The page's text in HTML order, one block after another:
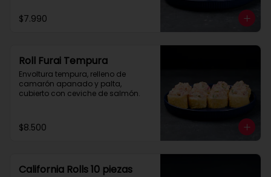
$7.990
Roll Furai Tempura
Envoltura tempura, relleno de
camarón apanado y palta,
cubierto con ceviche de salmón.
$8.500
California Rolls 10 piezas